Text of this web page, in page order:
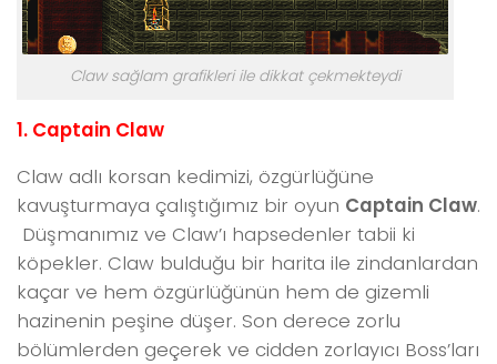
Claw sağlam grafikleri ile dikkat çekmekteydi
1. Captain Claw
Claw adlı korsan kedimizi, özgürlüğüne
kavuşturmaya çalıştığımız bir oyun Captain Claw.
Düşmanımız ve Claw’ı hapsedenler tabii ki
köpekler. Claw bulduğu bir harita ile zindanlardan
kaçar ve hem özgürlüğünün hem de gizemli
hazinenin peşine düşer. Son derece zorlu
bölümlerden geçerek ve cidden zorlayıcı Boss’ları